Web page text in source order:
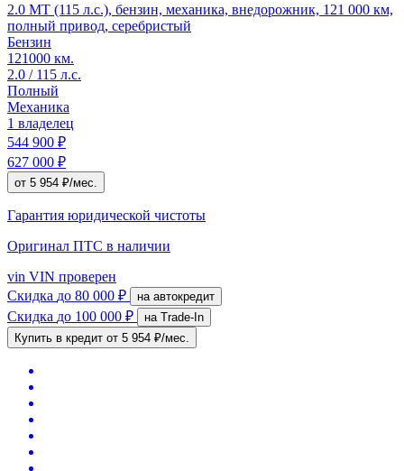
2.0 MT (115 л.с.), бензин, механика, внедорожник, 121 000 км,
полный привод, серебристый
Бензин
121000 км.
2.0 / 115 л.с.
Полный
Механика
1 владелец
544 900 ₽
627 000 ₽
от 5 954 ₽/мес.
Гарантия юридической чистоты
Оригинал ПТС в наличии
vin VIN проверен
Скидка до 80 000 ₽ на автокредит
Скидка до 100 000 ₽
на Trade-In
Купить в кредит от 5 954 ₽/мес.